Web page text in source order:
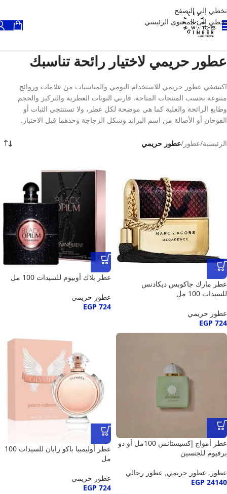
تخطي إلى التصفح
تخطي إلى المحتوى الرئيسي
عطور حريمي لاختيار رائحة تناسبك
اكتشفي عطور حريمي للاستخدام اليومي والمناسبات من علامات وروائح
متنوعة بحسب المنتجات المتاحة. قارني النوتات العطرية والتركيز والحجم
وطابع الرائحة والعلبة كما هي موضحة لكل عطر، ولا تستنتجي الثبات أو
الفوحان أو الأصالة من اسم البراند وشكل الزجاجة وحدهما قبل الاختيار.
الرئيسية/عطور /عطور حريمي
عطر مارك جاكوبس ديكادنس
للسيدات 100 مل
عطور حريمي
EGP 724
عطر بلاك أوبيوم للسيدات 100 مل
عطور حريمي
EGP 724
عطر أمواج إكسيستانس 100مل أو دو
برفيوم للجنسين
عطور , عطور حريمي, عطور رجالي
EGP 24140
عطر أوليمبيا باكو رابان للسيدات 100
مل
عطور حريمي
EGP 724